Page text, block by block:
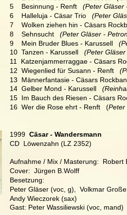
5    Besinnung - Renft
(Peter Gläser
6    Halleluja - Cäsar Trio (Peter
7    Wolken ziehen hin - Cäsars
8    Sehnsucht (Peter Gläser -
9    Mein Bruder Blues - Karussell
10  Tanzen - Karussell (Peter
11  Katzenjammerraggae - Cäsars
12  Wiegenlied für Susann - Renft
13  Männerfantasie - Cäsars
14  Gelber Mond - Karussell
15  Im Bauch des Riesen - Cäsars
16  Wer die Rose ehrt - Renft   (Peter
1999 Cäsar - Wandersmann
CD  Löwenzahn (LZ 2352)
Aufnahme / Mix / Masterung:
Cover:  Jürgen B.Wolff
Besetzung:
Peter Gläser (voc, g),  Volkmar
Andy Wieczorek (sax)
Gast: Peter Wassiliewski (voc, mand)